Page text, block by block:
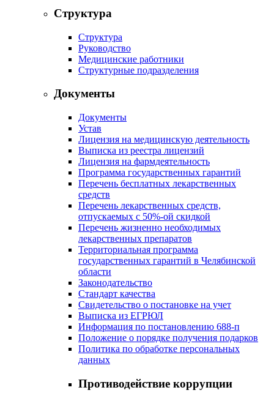
Структура
Структура
Руководство
Медицинские работники
Структурные подразделения
Документы
Документы
Устав
Лицензия на медицинскую деятельность
Выписка из реестра лицензий
Лицензия на фармдеятельность
Программа государственных гарантий
Перечень бесплатных лекарственных
средств
Перечень лекарственных средств,
отпускаемых с 50%-ой скидкой
Перечень жизненно необходимых
лекарственных препаратов
Территориальная программа
государственных гарантий в Челябинской
области
Законодательство
Стандарт качества
Свидетельство о постановке на учет
Выписка из ЕГРЮЛ
Информация по постановлению 688-п
Положение о порядке получения подарков
Политика по обработке персональных
данных
Противодействие коррупции